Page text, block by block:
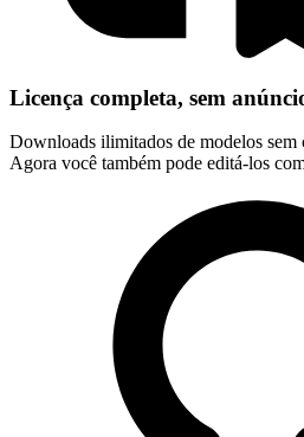
Licença completa, sem
Downloads ilimitados de modelos sem
Agora você também pode editá-los